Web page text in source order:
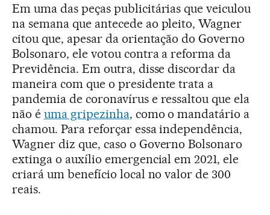
Em uma das peças publicitárias que veiculou
na semana que antecede ao pleito, Wagner
citou que, apesar da orientação do Governo
Bolsonaro, ele votou contra a reforma da
Previdência. Em outra, disse discordar da
maneira com que o presidente trata a
pandemia de coronavírus e ressaltou que ela
não é uma gripezinha, como o mandatário a
chamou. Para reforçar essa independência,
Wagner diz que, caso o Governo Bolsonaro
extinga o auxílio emergencial em 2021, ele
criará um benefício local no valor de 300
reais.